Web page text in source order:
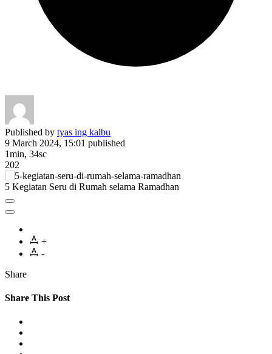
Published by tyas ing kalbu
9 March 2024, 15:01 published
1min, 34sc
202
5 Kegiatan Seru di Rumah selama Ramadhan
+
-
Share
Share This Post